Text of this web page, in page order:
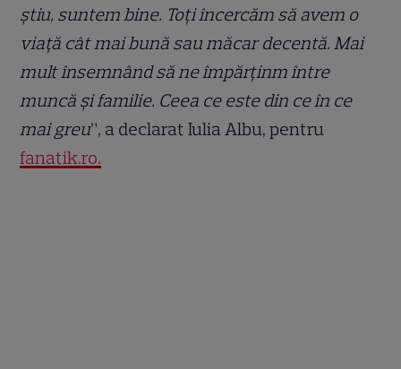
știu, suntem bine. Toți încercăm să avem o
viață cât mai bună sau măcar decentă. Mai
mult însemnând să ne împărținm între
muncă și familie. Ceea ce este din ce în ce
mai greu”, a declarat Iulia Albu, pentru
fanatik.ro.